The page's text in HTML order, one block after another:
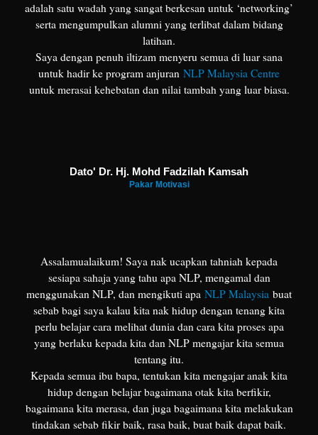
adalah satu wadah yang sangat berkesan untuk ‘networking’
serta mengumpulkan alumni yang terlibat dalam bidang
latihan.
Saya dengan penuh iltizam menyeru semua di luar sana
untuk hadir ke program anjuran NLP Malaysia Centre
untuk merasai kehebatan dan nilai tambah yang luar biasa.
Dato' Dr. Hj. Mohd Fadzilah Kamsah
Pakar Motivasi
Assalamualaikum! Saya nak ucapkan tahniah kepada
sesiapa sahaja yang tahu apa NLP, mengamal dan
menggunakan NLP, dan mengikuti apa NLP Malaysia buat
sebab bagi saya kalau kita nak hidup dengan tenang kita
perlu belajar cara melihat dunia dan cara kita proses apa
yang berlaku kepada kita dan NLP mengajar kita semua
tentang itu.
Kepada semua ibu bapa, tentukan kita mengajar anak kita
hidup dengan belajar bagaimana otak kita berfikir,
bagaimana kita merasa, dan juga bagaimana kita melakukan
tindakan sebab fikir baik, rasa baik, buat baik dapat baik.